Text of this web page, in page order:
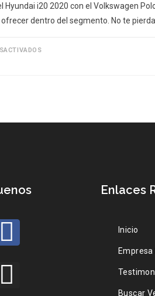
Hyundai i20 2020 con el Volkswagen
dentro del segmento. No te
Enlaces
Inicio
Empresa
Buscar